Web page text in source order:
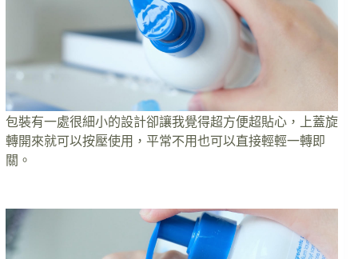
包裝有一處很細小的設計卻讓我覺得超方便超貼心，上蓋旋
轉開來就可以按壓使用，平常不用也可以直接輕輕一轉即
關。